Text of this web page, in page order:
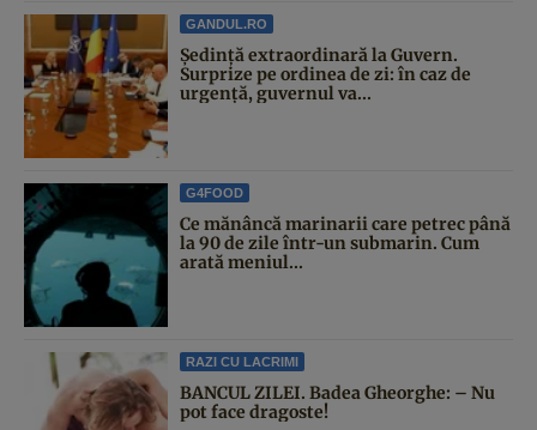
GANDUL.RO
Şedinţă extraordinară la Guvern.
Surprize pe ordinea de zi: în caz de
urgență, guvernul va...
G4FOOD
Ce mănâncă marinarii care petrec până
la 90 de zile într-un submarin. Cum
arată meniul...
RAZI CU LACRIMI
BANCUL ZILEI. Badea Gheorghe: – Nu
pot face dragoste!